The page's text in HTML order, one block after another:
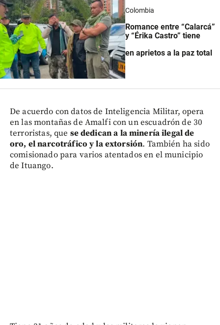
Colombia
Romance entre “Calarcá”
y “Érika Castro” tiene
en aprietos a la paz total
De acuerdo con datos de Inteligencia Militar, opera
en las montañas de Amalfi con un escuadrón de 30
terroristas, que se dedican a la minería ilegal de
oro, el narcotráfico y la extorsión. También ha sido
comisionado para varios atentados en el municipio
de Ituango.